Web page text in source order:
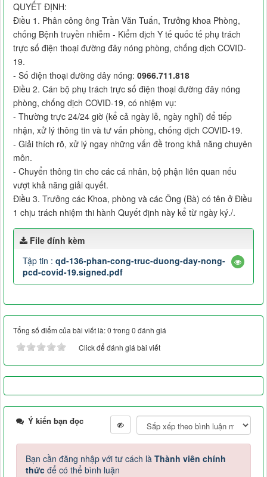
QUYẾT ĐỊNH:
Điều 1. Phân công ông Trần Văn Tuấn, Trưởng khoa Phòng,
chống Bệnh truyền nhiễm - Kiểm dịch Y tế quốc tế phụ trách
trực số điện thoại đường đây nóng phòng, chống dịch COVID-
19.
- Số điện thoại đường dây nóng: 0966.711.818
Điều 2. Cán bộ phụ trách trực số điện thoại đường đây nóng
phòng, chống dịch COVID-19, có nhiệm vụ:
- Thường trực 24/24 giờ (kể cả ngày lễ, ngày nghỉ) để tiếp
nhận, xử lý thông tin và tư vấn phòng, chống dịch COVID-19.
- Giải thích rõ, xử lý ngay những vấn đề trong khả năng chuyên
môn.
- Chuyển thông tin cho các cá nhân, bộ phận liên quan nếu
vượt khả năng giải quyết.
Điều 3. Trưởng các Khoa, phòng và các Ông (Bà) có tên ở Điều
1 chịu trách nhiệm thi hành Quyết định này kể từ ngày ký./.
File đính kèm
Tập tin : qd-136-phan-cong-truc-duong-day-nong-
pcd-covid-19.signed.pdf
Tổng số điểm của bài viết là: 0 trong 0 đánh giá
Click để đánh giá bài viết
Ý kiến bạn đọc
Bạn cần đăng nhập với tư cách là Thành viên chính
thức để có thể bình luận